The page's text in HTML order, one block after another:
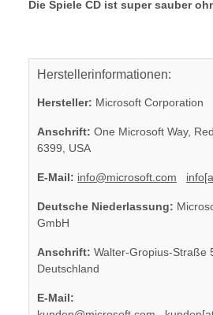
Die Spiele CD ist super sauber
Herstellerinformationen:
Hersteller: Microsoft Corporation
Anschrift: One Microsoft Way,
6399, USA
E-Mail: info@microsoft.com
Deutsche Niederlassung:
GmbH
Anschrift: Walter-Gropius-Straße
Deutschland
E-Mail: